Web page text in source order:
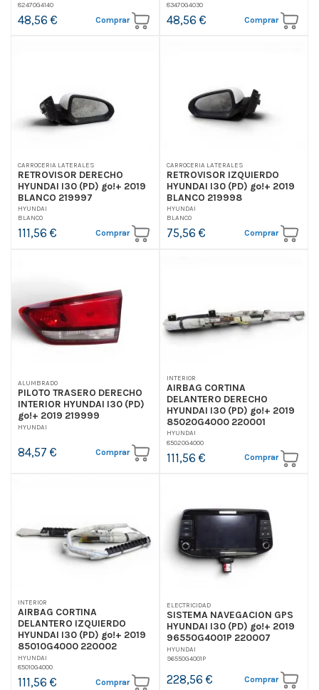
82470G4140
48,56 € Comprar
83470G4030
48,56 € Comprar
CARROCERIA LATERALES
RETROVISOR DERECHO
HYUNDAI I30 (PD) go!+ 2019
BLANCO 219997
HYUNDAI
BLANCO
111,56 € Comprar
CARROCERIA LATERALES
RETROVISOR IZQUIERDO
HYUNDAI I30 (PD) go!+ 2019
BLANCO 219998
HYUNDAI
BLANCO
75,56 € Comprar
ALUMBRADO
PILOTO TRASERO DERECHO
INTERIOR HYUNDAI I30 (PD)
go!+ 2019 219999
HYUNDAI
84,57 € Comprar
INTERIOR
AIRBAG CORTINA
DELANTERO DERECHO
HYUNDAI I30 (PD) go!+ 2019
85020G4000 220001
HYUNDAI
85020G4000
111,56 € Comprar
INTERIOR
AIRBAG CORTINA
DELANTERO IZQUIERDO
HYUNDAI I30 (PD) go!+ 2019
85010G4000 220002
HYUNDAI
85010G4000
111,56 € Comprar
ELECTRICIDAD
SISTEMA NAVEGACION GPS
HYUNDAI I30 (PD) go!+ 2019
96550G4001P 220007
HYUNDAI
96550G4001P
228,56 € Comprar